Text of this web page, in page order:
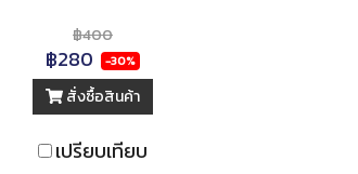
฿400
฿280 -30%
สั่งซื้อสินค้า
เปรียบเทียบ